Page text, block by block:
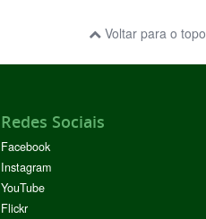
Voltar para o topo
Redes Sociais
Facebook
Instagram
YouTube
Flickr